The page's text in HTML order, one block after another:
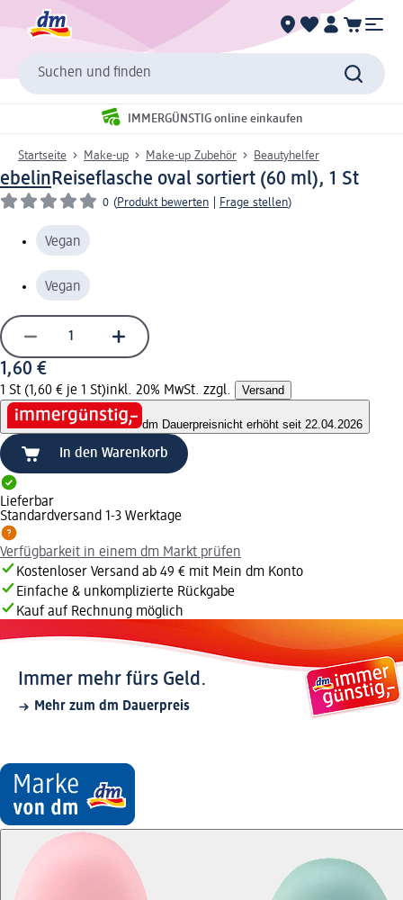
Suchen und finden
IMMERGÜNSTIG online einkaufen
Startseite Make-up Make-up Zubehör Beautyhelfer
ebelinReiseflasche oval sortiert (60 ml), 1 St
0 (Produkt bewerten Frage stellen)
Vegan
Vegan
1,60 €
1 St (1,60 € je 1 St)inkl. 20% MwSt. zzgl. Versand
dm Dauerpreisnicht erhöht seit 22.04.2026
In den Warenkorb
Lieferbar
Standardversand 1-3 Werktage
Verfügbarkeit in einem dm Markt prüfen
Kostenloser Versand ab 49 € mit Mein dm Konto
Einfache & unkomplizierte Rückgabe
Kauf auf Rechnung möglich
Immer mehr fürs Geld.
Mehr zum dm Dauerpreis